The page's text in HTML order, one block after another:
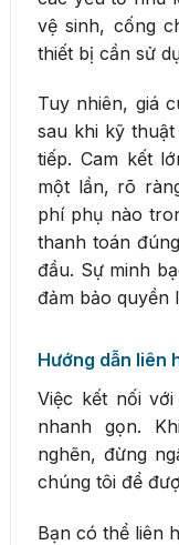
vệ sinh, cống
thiết bị cần sử
Tuy nhiên, giá
sau khi kỹ
tiếp. Cam kết
một lần, rõ
phí phụ nào
thanh toán
đầu. Sự minh
đảm bảo quyền
Hướng dẫn liên
Việc kết nối
nhanh gọn.
nghẽn, đừng
chúng tôi để
Bạn có thể liên